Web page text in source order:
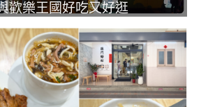
歡樂王國好吃又好逛